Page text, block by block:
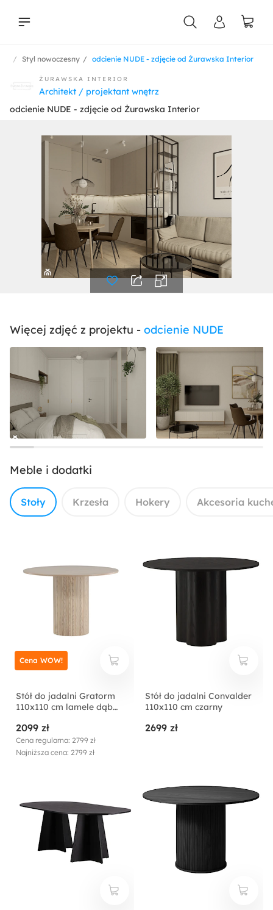
odcienie NUDE - zdjęcie od Żurawska Interior
Styl nowoczesny
ŻURAWSKA INTERIOR
Architekt / projektant wnętrz
odcienie NUDE - zdjęcie od Żurawska Interior
Więcej zdjęć z projektu - odcienie NUDE
Meble i dodatki
Stoły Krzesła Hokery Akcesoria
Stół do jadalni Gratorm
110x110 cm lamele dąb
2099 zł
Cena regularna: 2799 zł
Najniższa cena: 2799 zł
Cena WOW!
Stół do jadalni Convalder
110x110 cm czarny
2699 zł